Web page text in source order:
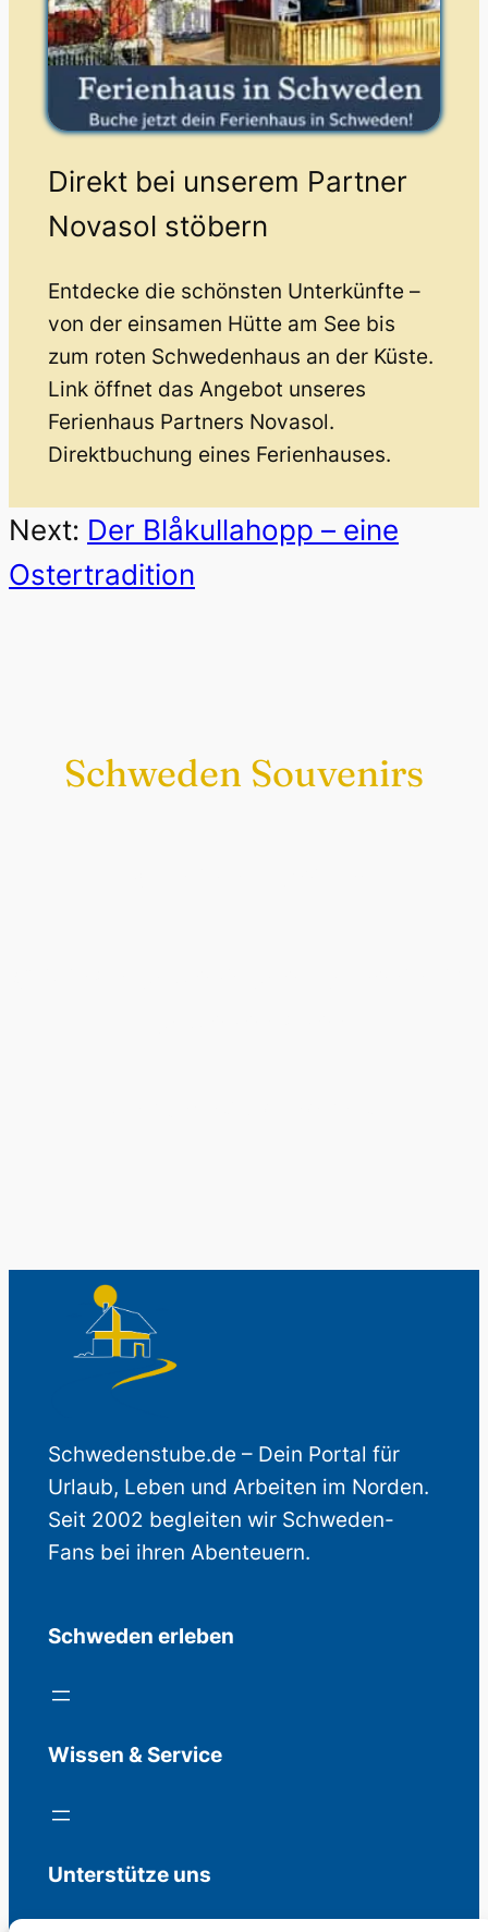
Direkt bei unserem Partner
Novasol stöbern
Entdecke die schönsten Unterkünfte –
von der einsamen Hütte am See bis
zum roten Schwedenhaus an der Küste.
Link öffnet das Angebot unseres
Ferienhaus Partners Novasol.
Direktbuchung eines Ferienhauses.
Next: Der Blåkullahopp – eine
Ostertradition
Schweden Souvenirs
Schwedenstube.de – Dein Portal für
Urlaub, Leben und Arbeiten im Norden.
Seit 2002 begleiten wir Schweden-
Fans bei ihren Abenteuern.
Schweden erleben
Wissen & Service
Unterstütze uns